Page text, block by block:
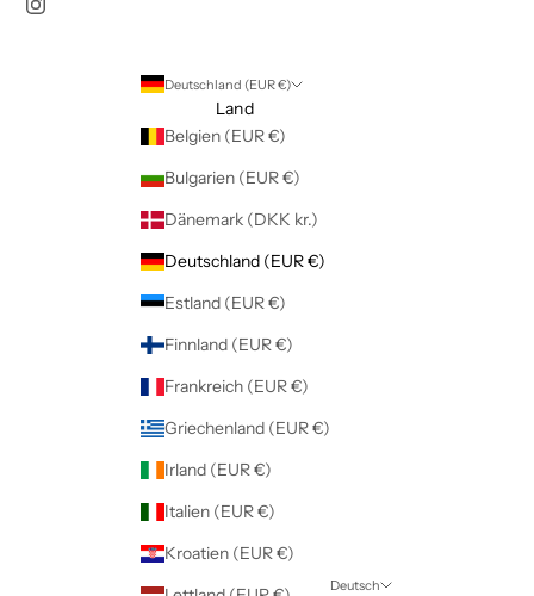
Deutschland (EUR €)
Land
Belgien (EUR €)
Bulgarien (EUR €)
Dänemark (DKK kr.)
Deutschland (EUR €)
Estland (EUR €)
Finnland (EUR €)
Frankreich (EUR €)
Griechenland (EUR €)
Irland (EUR €)
Italien (EUR €)
Kroatien (EUR €)
Deutsch